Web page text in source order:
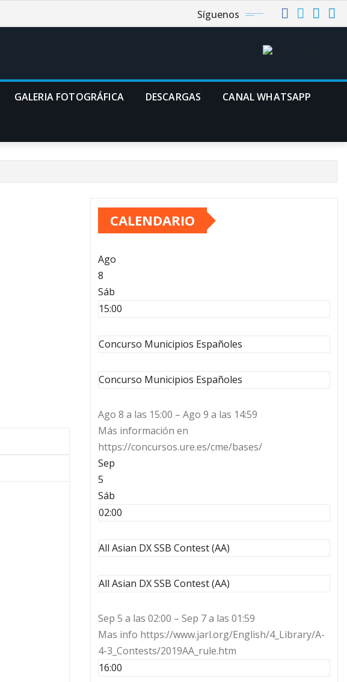
Síguenos
GALERIA FOTOGRÁFICA DESCARGAS CANAL WHATSAPP
CALENDARIO
Ago
8
Sáb
15:00
Concurso Municipios Españoles
Concurso Municipios Españoles
Ago 8 a las 15:00 – Ago 9 a las 14:59
Más información en
https://concursos.ure.es/cme/bases/
Sep
5
Sáb
02:00
All Asian DX SSB Contest (AA)
All Asian DX SSB Contest (AA)
Sep 5 a las 02:00 – Sep 7 a las 01:59
Mas info https://www.jarl.org/English/4_Library/A-
4-3_Contests/2019AA_rule.htm
16:00